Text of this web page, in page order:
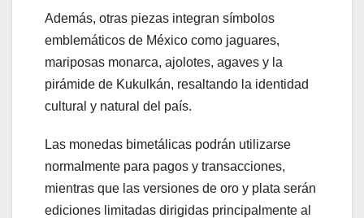
Además, otras piezas integran símbolos
emblemáticos de México como jaguares,
mariposas monarca, ajolotes, agaves y la
pirámide de Kukulkán, resaltando la identidad
cultural y natural del país.
Las monedas bimetálicas podrán utilizarse
normalmente para pagos y transacciones,
mientras que las versiones de oro y plata serán
ediciones limitadas dirigidas principalmente al